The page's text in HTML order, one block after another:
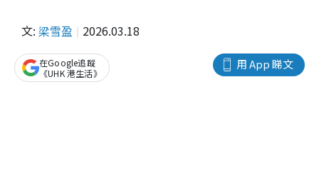
文: 梁雪盈 2026.03.18
用 App 睇文
在Google追蹤
《UHK 港生活》